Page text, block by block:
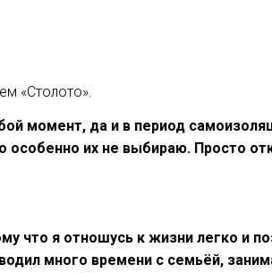
«Столото».
момент, да и в период
их не выбираю. Просто
что я отношусь к жизни легко и
много времени с семьёй,